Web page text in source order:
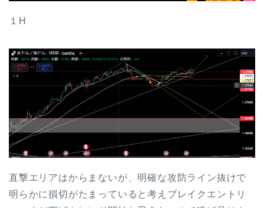
１H
直撃エリアはからまないが、明確な攻防ライン抜けで
明らかに損切がたまっていると考えブレイクエントリ